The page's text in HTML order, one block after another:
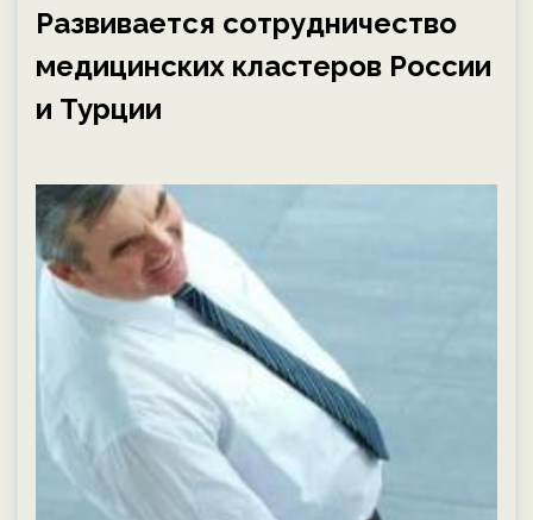
Развивается сотрудничество
медицинских кластеров России
и Турции